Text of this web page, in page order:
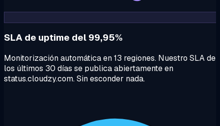
SLA de uptime del 99,95%
Monitorización automática en 13 regiones. Nuestro SLA de
los últimos 30 días se publica abiertamente en
status.cloudzy.com. Sin esconder nada.